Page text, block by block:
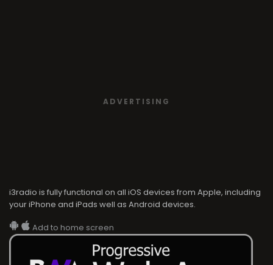
ADVERTISING
i3radio is fully functional on all iOS devices from Apple, including
your iPhone and iPads well as Android devices.
Add to home screen